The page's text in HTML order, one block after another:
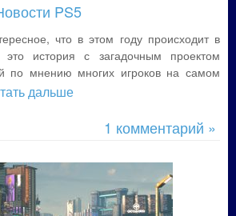
PS5
что в этом году происходит в
история с загадочным проектом
по мнению многих игроков на самом
дальше
1 комментарий »